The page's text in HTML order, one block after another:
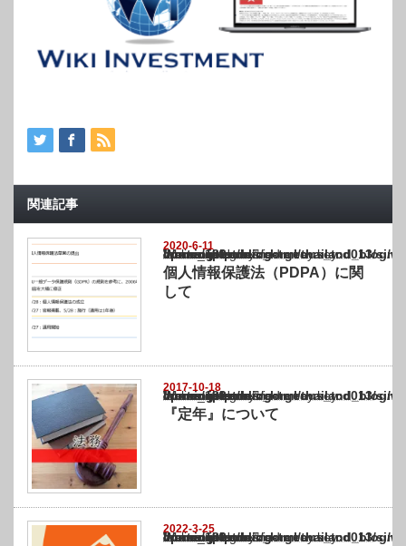
関連記事
2020-6-11
Warning
: Undefined array key "show_category" in
/home/netst/kuno-cpa.co.jp/public_html/thailand_blog/wp-content/themes/
on line183
個人情報保護法（PDPA）に関
して
2017-10-18
Warning
: Undefined array key "show_category" in
/home/netst/kuno-cpa.co.jp/public_html/thailand_blog/wp-content/themes/
on line183
『定年』について
2022-3-25
Warning
: Undefined array key "show_category" in
/home/netst/kuno-cpa.co.jp/public_html/thailand_blog/wp-content/themes/
on line183